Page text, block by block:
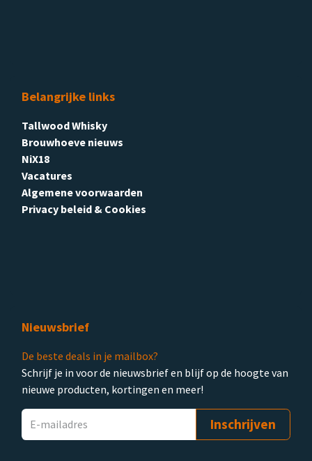
Belangrijke links
Tallwood Whisky
Brouwhoeve nieuws
NiX18
Vacatures
Algemene voorwaarden
Privacy beleid & Cookies
Nieuwsbrief
De beste deals in je mailbox?
Schrijf je in voor de nieuwsbrief en blijf op de hoogte van
nieuwe producten, kortingen en meer!
Inschrijven